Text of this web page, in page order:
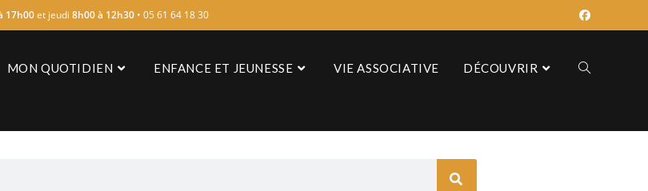
17h00et jeudi 8h00 à 12h30 • 05 61 64 18 30
MON QUOTIDIEN ENFANCE ET JEUNESSE VIE ASSOCIATIVE DÉCOUVRIR